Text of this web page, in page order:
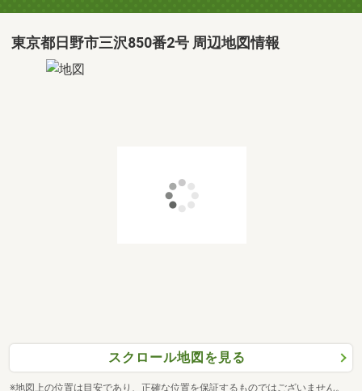
東京都日野市三沢850番2号 周辺地図情報
スクロール地図を見る
※地図上の位置は目安であり、正確な位置を保証するものではございません。